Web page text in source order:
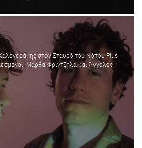
στον Σταυρό του Νότου Plus
Μάρθα Φριντζήλα και Άγγελος